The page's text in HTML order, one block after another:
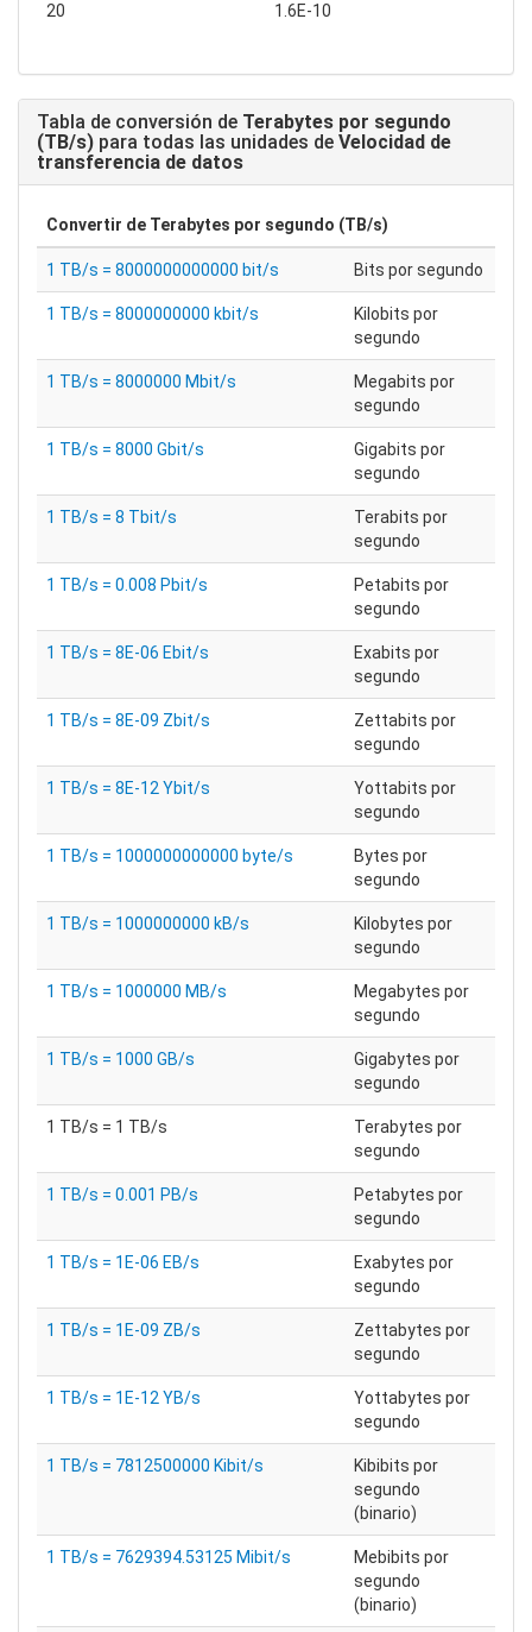
20 1.6E-10
Tabla de conversión de Terabytes por segundo
(TB/s) para todas las unidades de Velocidad de
transferencia de datos
Convertir de Terabytes por segundo (TB/s)
1 TB/s = 8000000000000 bit/s Bits por segundo
1 TB/s = 8000000000 kbit/s
Kilobits por
segundo
1 TB/s = 8000000 Mbit/s
Megabits por
segundo
1 TB/s = 8000 Gbit/s
Gigabits por
segundo
1 TB/s = 8 Tbit/s
Terabits por
segundo
1 TB/s = 0.008 Pbit/s
Petabits por
segundo
1 TB/s = 8E-06 Ebit/s
Exabits por
segundo
1 TB/s = 8E-09 Zbit/s
Zettabits por
segundo
1 TB/s = 8E-12 Ybit/s
Yottabits por
segundo
1 TB/s = 1000000000000 byte/s
Bytes por
segundo
1 TB/s = 1000000000 kB/s
Kilobytes por
segundo
1 TB/s = 1000000 MB/s
Megabytes por
segundo
1 TB/s = 1000 GB/s
Gigabytes por
segundo
1 TB/s = 1 TB/s
Terabytes por
segundo
1 TB/s = 0.001 PB/s
Petabytes por
segundo
1 TB/s = 1E-06 EB/s
Exabytes por
segundo
1 TB/s = 1E-09 ZB/s
Zettabytes por
segundo
1 TB/s = 1E-12 YB/s
Yottabytes por
segundo
1 TB/s = 7812500000 Kibit/s
Kibibits por
segundo
(binario)
1 TB/s = 7629394.53125 Mibit/s
Mebibits por
segundo
(binario)